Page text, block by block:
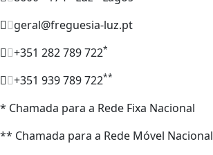
geral@freguesia-luz.pt
+351 282 789 722*
+351 939 789 722**
* Chamada para a Rede Fixa Nacional
** Chamada para a Rede Móvel Nacional